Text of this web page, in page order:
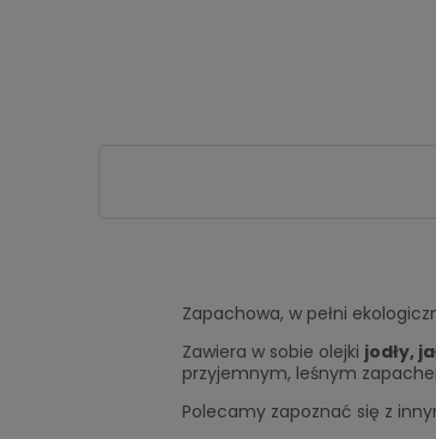
Zapachowa, w pełni
Zawiera w sobie olejki jodły,
przyjemnym, leśnym
Polecamy zapoznać się z